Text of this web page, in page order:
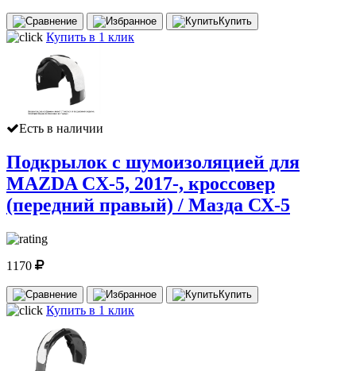
Купить
Купить в 1 клик
Есть в наличии
Подкрылок с шумоизоляцией для
MAZDA CX-5, 2017-, кроссовер
(передний правый) / Мазда СХ-5
1170
Купить
Купить в 1 клик